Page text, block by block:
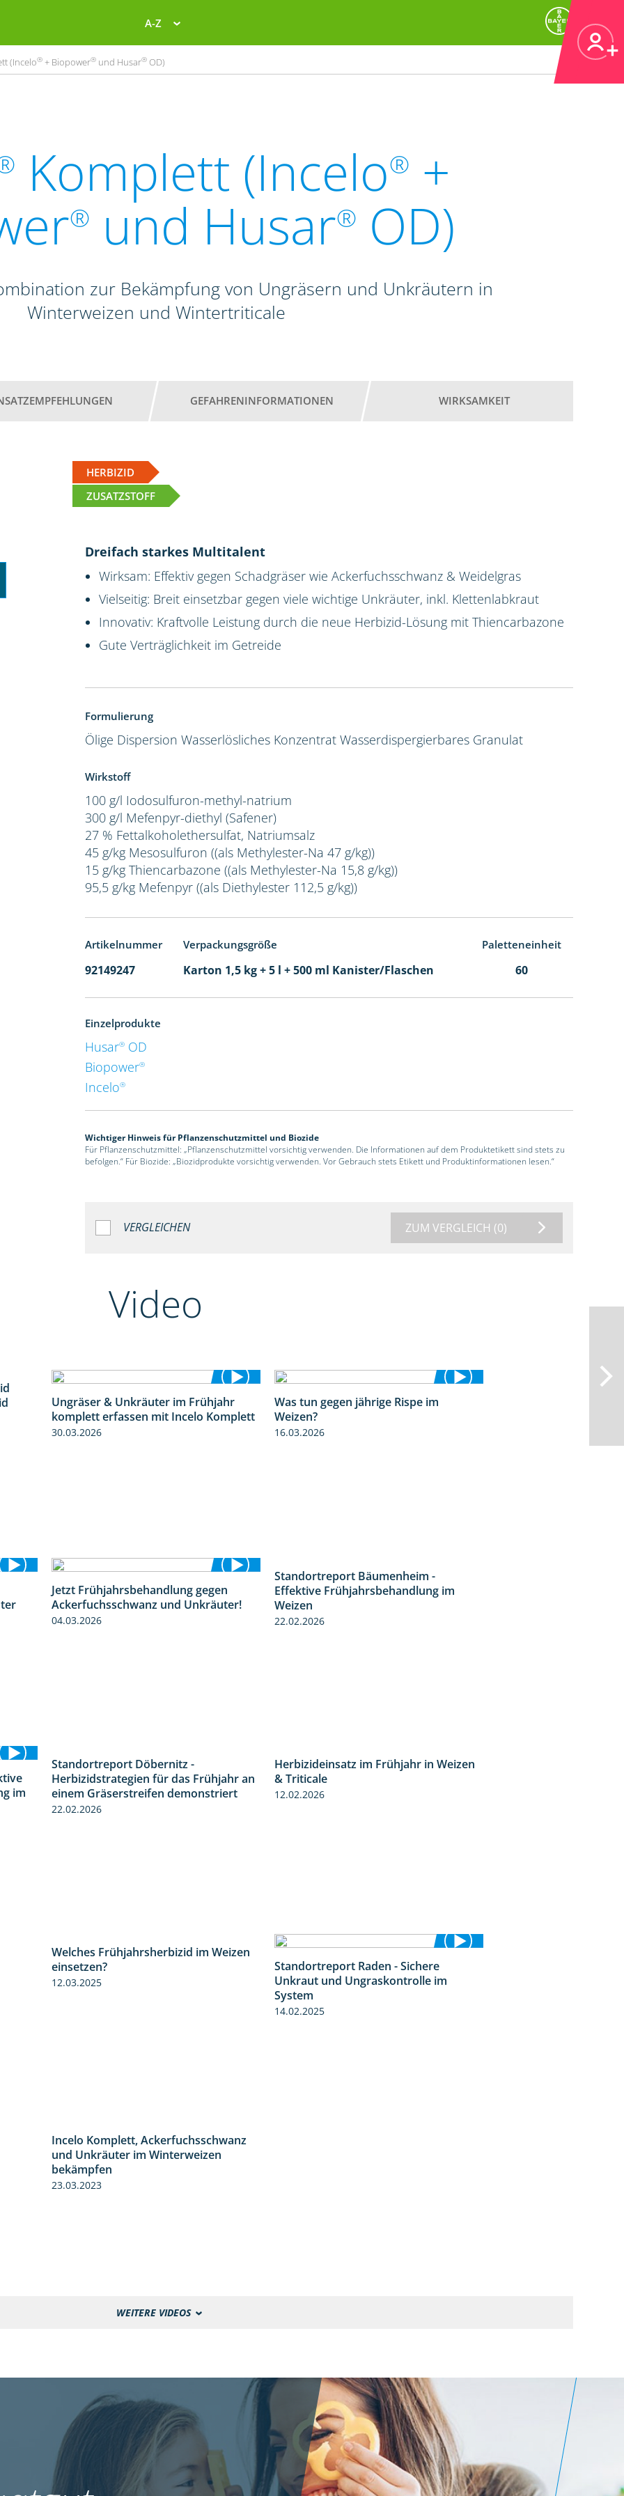
A-Z
(Incelo® + Biopower® und Husar® OD)
Komplett (Incelo® +
® und Husar® OD)
zur Bekämpfung von Ungräsern und Unkräutern in
Winterweizen und Wintertriticale
GEFAHRENINFORMATIONEN WIRKSAMKEIT
HERBIZID
ZUSATZSTOFF
Dreifach starkes Multitalent
Wirksam: Effektiv gegen Schadgräser wie Ackerfuchsschwanz & Weidelgras
Vielseitig: Breit einsetzbar gegen viele wichtige Unkräuter, inkl. Klettenlabkraut
Innovativ: Kraftvolle Leistung durch die neue Herbizid-Lösung mit Thiencarbazone
Gute Verträglichkeit im Getreide
Formulierung
Ölige Dispersion Wasserlösliches Konzentrat Wasserdispergierbares Granulat
Wirkstoff
100 g/l Iodosulfuron-methyl-natrium
300 g/l Mefenpyr-diethyl (Safener)
27 % Fettalkoholethersulfat, Natriumsalz
45 g/kg Mesosulfuron ((als Methylester-Na 47 g/kg))
15 g/kg Thiencarbazone ((als Methylester-Na 15,8 g/kg))
95,5 g/kg Mefenpyr ((als Diethylester 112,5 g/kg))
Artikelnummer Verpackungsgröße Paletteneinheit
92149247 Karton 1,5 kg + 5 l + 500 ml Kanister/Flaschen 60
Einzelprodukte
Husar® OD
Biopower®
Incelo®
Wichtiger Hinweis für Pflanzenschutzmittel und Biozide
Für Pflanzenschutzmittel: „Pflanzenschutzmittel vorsichtig verwenden. Die Informationen auf dem Produktetikett sind stets zu
befolgen.“ Für Biozide: „Biozidprodukte vorsichtig verwenden. Vor Gebrauch stets Etikett und Produktinformationen lesen.“
VERGLEICHEN ZUM VERGLEICH (0)
Video
1:32
3:10
Ungräser & Unkräuter im Frühjahr
komplett erfassen mit Incelo Komplett
30.03.2026
Was tun gegen jährige Rispe im
Weizen?
16.03.2026
1:09
Jetzt Frühjahrsbehandlung gegen
Ackerfuchsschwanz und Unkräuter!
04.03.2026
4:20
Standortreport Bäumenheim -
Effektive Frühjahrsbehandlung im
Weizen
22.02.2026
4:32
im
3:32
Standortreport Döbernitz -
Herbizidstrategien für das Frühjahr an
einem Gräserstreifen demonstriert
22.02.2026
Herbizideinsatz im Frühjahr in Weizen
& Triticale
12.02.2026
Welches Frühjahrsherbizid im Weizen
einsetzen?
12.03.2025
Standortreport Raden - Sichere
Unkraut und Ungraskontrolle im
System
14.02.2025
Incelo Komplett, Ackerfuchsschwanz
und Unkräuter im Winterweizen
bekämpfen
23.03.2023
WEITERE VIDEOS